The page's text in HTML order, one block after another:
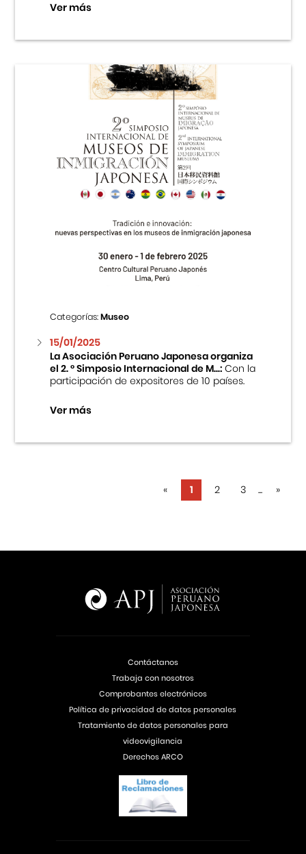
Ver más
Categorías:Museo
15/01/2025
La Asociación Peruano Japonesa organiza
el 2. ° Simposio Internacional de M...:Con la
participación de expositores de 10 países.
Ver más
« 1 2 3 ... »
Contáctanos
Trabaja con nosotros
Comprobantes electrónicos
Política de privacidad de datos personales
Tratamiento de datos personales para
videovigilancia
Derechos ARCO